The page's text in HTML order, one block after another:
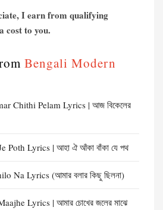
I earn from qualifying
cost to you.
Bengali Modern
Chithi Pelam Lyrics | আজ বিকেলের
Lyrics | আহা ঐ আঁকা বাঁকা যে পথ
Na Lyrics (আমার বলার কিছু ছিলনা)
Lyrics | আমার চোখের জলের মাঝে